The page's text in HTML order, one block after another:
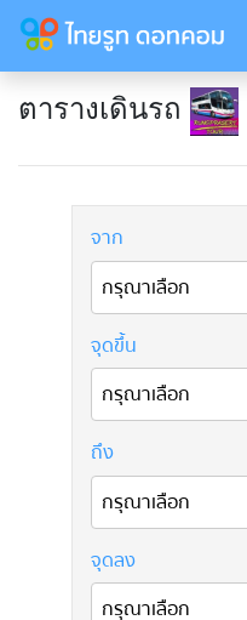
ตารางเดินรถ